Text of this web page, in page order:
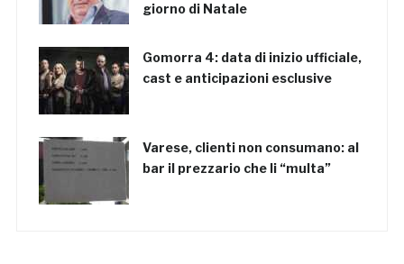
giorno di Natale
Gomorra 4: data di inizio ufficiale,
cast e anticipazioni esclusive
Varese, clienti non consumano: al
bar il prezzario che li “multa”